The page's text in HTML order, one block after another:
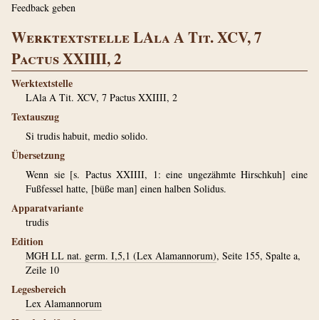
Feedback geben
Werktextstelle LAla A Tit. XCV, 7
Pactus XXIIII, 2
Werktextstelle
LAla A Tit. XCV, 7 Pactus XXIIII, 2
Textauszug
Si trudis habuit, medio solido.
Übersetzung
Wenn sie [s. Pactus XXIIII, 1: eine ungezähmte Hirschkuh] eine
Fußfessel hatte, [büße man] einen halben Solidus.
Apparatvariante
trudis
Edition
MGH LL nat. germ. I,5,1 (Lex Alamannorum), Seite 155, Spalte a,
Zeile 10
Legesbereich
Lex Alamannorum